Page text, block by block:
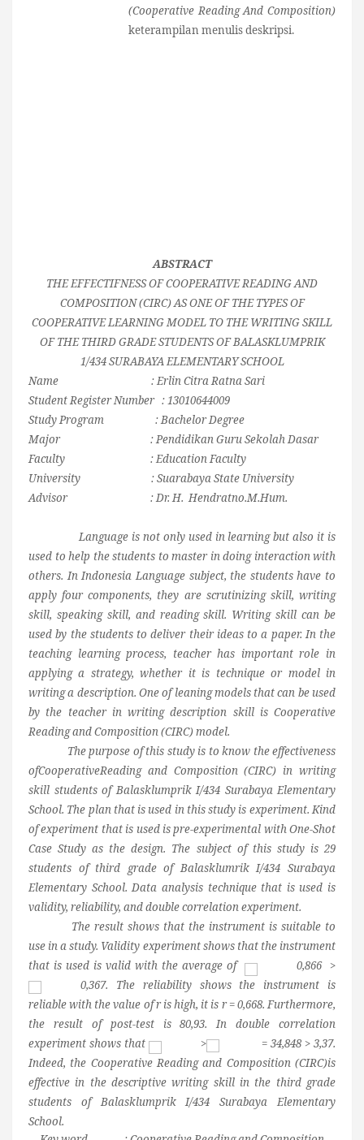
(Cooperative Reading And Composition)
keterampilan menulis deskripsi.
ABSTRACT
THE EFFECTIFNESS OF COOPERATIVE READING AND
COMPOSITION (CIRC) AS ONE OF THE TYPES OF
COOPERATIVE LEARNING MODEL TO THE WRITING SKILL
OF THE THIRD GRADE STUDENTS OF BALASKLUMPRIK
1/434 SURABAYA ELEMENTARY SCHOOL
Name : Erlin Citra Ratna Sari
Student Register Number : 13010644009
Study Program : Bachelor Degree
Major : Pendidikan Guru Sekolah Dasar
Faculty : Education Faculty
University : Suarabaya State University
Advisor : Dr. H. Hendratno.M.Hum.
Language is not only used in learning but also it is
used to help the students to master in doing interaction with
others. In Indonesia Language subject, the students have to
apply four components, they are scrutinizing skill, writing
skill, speaking skill, and reading skill. Writing skill can be
used by the students to deliver their ideas to a paper. In the
teaching learning process, teacher has important role in
applying a strategy, whether it is technique or model in
writing a description. One of leaning models that can be used
by the teacher in writing description skill is Cooperative
Reading and Composition (CIRC) model.
The purpose of this study is to know the effectiveness
ofCooperativeReading and Composition (CIRC) in writing
skill students of Balasklumprik I/434 Surabaya Elementary
School. The plan that is used in this study is experiment. Kind
of experiment that is used is pre-experimental with One-Shot
Case Study as the design. The subject of this study is 29
students of third grade of Balasklumrik I/434 Surabaya
Elementary School. Data analysis technique that is used is
validity, reliability, and double correlation experiment.
The result shows that the instrument is suitable to
use in a study. Validity experiment shows that the instrument
that is used is valid with the average of
0,866 >
0,367. The reliability shows the instrument is
reliable with the value of r is high, it is r = 0,668. Furthermore,
the result of post-test is 80,93. In double correlation
experiment shows that
>
= 34,848 > 3,37.
Indeed, the Cooperative Reading and Composition (CIRC)is
effective in the descriptive writing skill in the third grade
students of Balasklumprik I/434 Surabaya Elementary
School.